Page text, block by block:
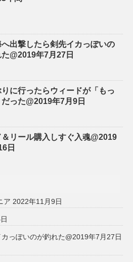
へ出撃したら剣先イカっぽいの
@2019年7月27日
に行ったらウィードが「もっ
だった@2019年7月9日
＆リール購入しすぐ入魂@2019
日
ア 2022年11月9日
っぽいのが釣れた@2019年7月27日